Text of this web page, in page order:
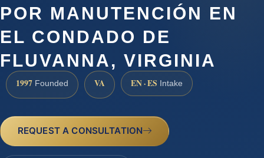
POR MANUTENCIÓN EN
EL CONDADO DE
FLUVANNA, VIRGINIA
1997 Founded VA EN · ES Intake
REQUEST A CONSULTATION